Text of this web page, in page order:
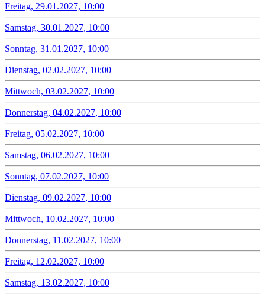
Freitag, 29.01.2027, 10:00
Samstag, 30.01.2027, 10:00
Sonntag, 31.01.2027, 10:00
Dienstag, 02.02.2027, 10:00
Mittwoch, 03.02.2027, 10:00
Donnerstag, 04.02.2027, 10:00
Freitag, 05.02.2027, 10:00
Samstag, 06.02.2027, 10:00
Sonntag, 07.02.2027, 10:00
Dienstag, 09.02.2027, 10:00
Mittwoch, 10.02.2027, 10:00
Donnerstag, 11.02.2027, 10:00
Freitag, 12.02.2027, 10:00
Samstag, 13.02.2027, 10:00